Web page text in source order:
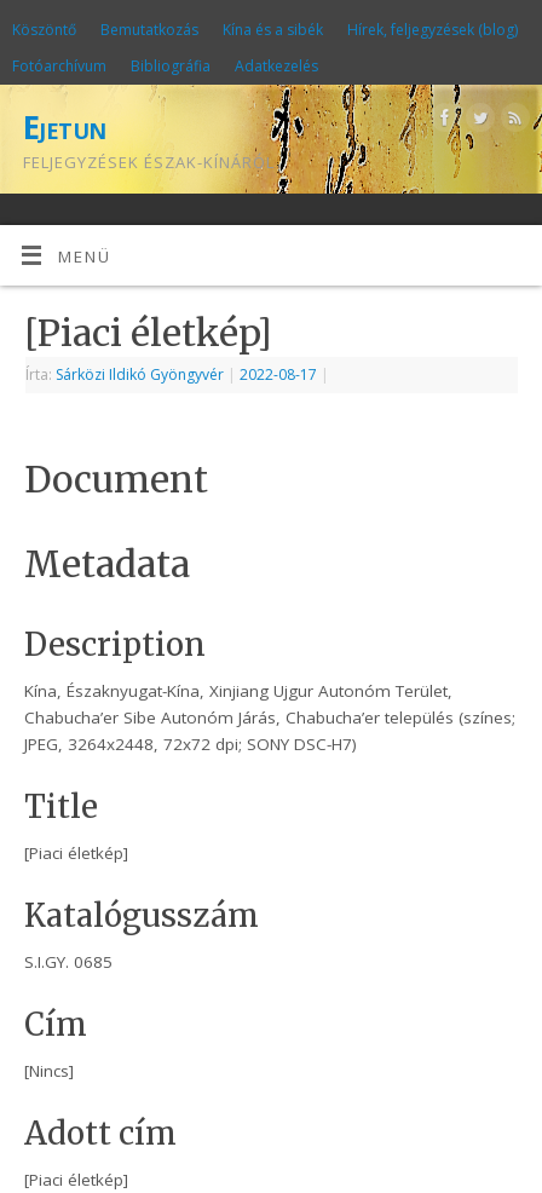
Köszöntő Bemutatkozás Kína és a sibék
Hírek, feljegyzések (blog)
Fotóarchívum
Bibliográfia Adatkezelés
Ejetun
FELJEGYZÉSEK ÉSZAK-KÍNÁRÓL
MENÜ
[Piaci életkép]
Írta: Sárközi Ildikó Gyöngyvér | 2022-08-17 |
Document
Metadata
Description
Kína, Északnyugat-Kína, Xinjiang Ujgur Autonóm Terület,
Chabucha’er Sibe Autonóm Járás, Chabucha’er település (színes;
JPEG, 3264x2448, 72x72 dpi; SONY DSC-H7)
Title
[Piaci életkép]
Katalógusszám
S.I.GY. 0685
Cím
[Nincs]
Adott cím
[Piaci életkép]